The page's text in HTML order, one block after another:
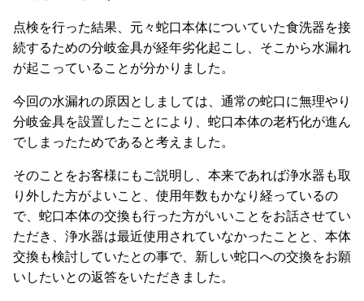
点検を行った結果、元々蛇口本体についていた食洗器を接
続するための分岐金具が経年劣化起こし、そこから水漏れ
が起こっていることが分かりました。
今回の水漏れの原因としましては、通常の蛇口に無理やり
分岐金具を設置したことにより、蛇口本体の老朽化が進ん
でしまったためであると考えました。
そのことをお客様にもご説明し、本来であれば浄水器も取
り外した方がよいこと、使用年数もかなり経っているの
で、蛇口本体の交換も行った方がいいことをお話させてい
ただき、浄水器は最近使用されていなかったことと、本体
交換も検討していたとの事で、新しい蛇口への交換をお願
いしたいとの返答をいただきました。